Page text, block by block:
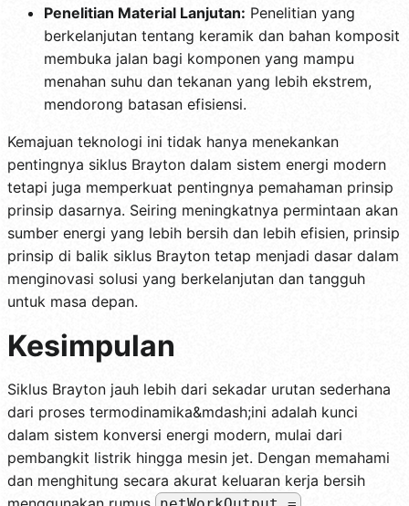
Penelitian Material Lanjutan: Penelitian yang
berkelanjutan tentang keramik dan bahan komposit
membuka jalan bagi komponen yang mampu
menahan suhu dan tekanan yang lebih ekstrem,
mendorong batasan efisiensi.
Kemajuan teknologi ini tidak hanya menekankan
pentingnya siklus Brayton dalam sistem energi modern
tetapi juga memperkuat pentingnya pemahaman prinsip
prinsip dasarnya. Seiring meningkatnya permintaan akan
sumber energi yang lebih bersih dan lebih efisien, prinsip
prinsip di balik siklus Brayton tetap menjadi dasar dalam
menginovasi solusi yang berkelanjutan dan tangguh
untuk masa depan.
Kesimpulan
Siklus Brayton jauh lebih dari sekadar urutan sederhana
dari proses termodinamika&mdash;ini adalah kunci
dalam sistem konversi energi modern, mulai dari
pembangkit listrik hingga mesin jet. Dengan memahami
dan menghitung secara akurat keluaran kerja bersih